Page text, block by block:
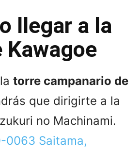
llegar a la
Kawagoe
torre campanario de
que dirigirte a la
no Machinami.
0063 Saitama,